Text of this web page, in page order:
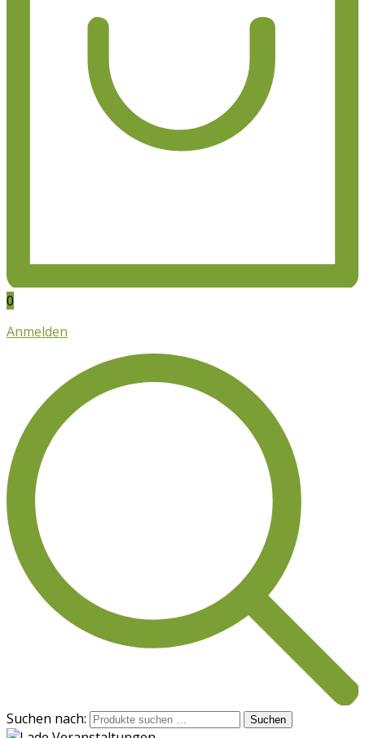
0
Anmelden
Suchen nach: Suchen